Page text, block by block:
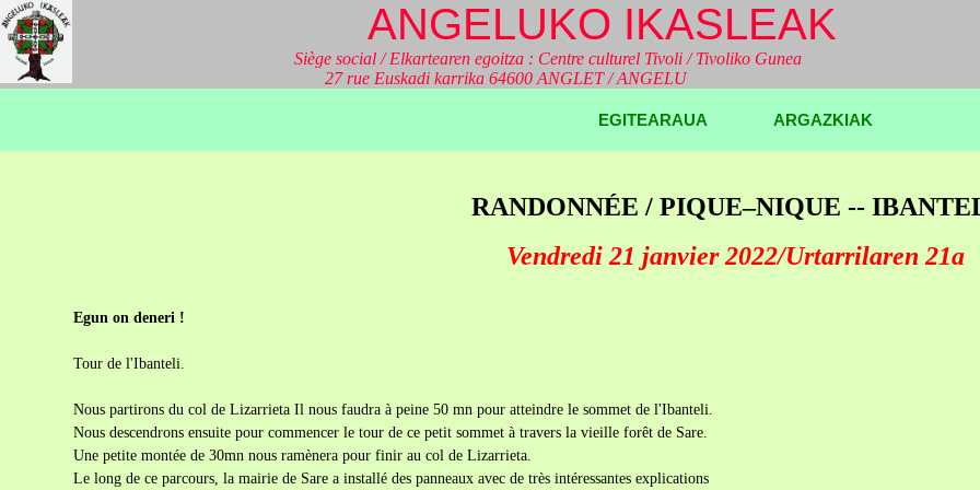
ANGELUKO IKASLEAK
Siège social / Elkartearen egoitza : Centre culturel Tivoli / Tivoliko Gunea
27 rue Euskadi karrika 64600 ANGLET / ANGELU
EGITEARAUA ARGAZKIAK
RANDONNÉE / PIQUE–NIQUE --
Vendredi 21 janvier 2022/Urtarrilaren 21a
Egun on deneri !
Tour de l'Ibanteli.
Nous partirons du col de Lizarrieta Il nous faudra à peine 50 mn pour atteindre le sommet de l'Ibanteli.
Nous descendrons ensuite pour commencer le tour de ce petit sommet à travers la vieille forêt de Sare.
Une petite montée de 30mn nous ramènera pour finir au col de Lizarrieta.
Le long de ce parcours, la mairie de Sare a installé des panneaux avec de très intéressantes explications